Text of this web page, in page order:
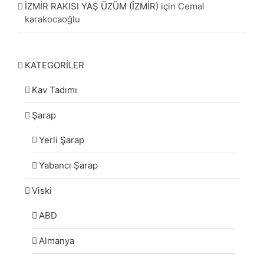
İZMİR RAKISI YAŞ ÜZÜM (İZMİR) için Cemal
karakocaoğlu
KATEGORİLER
Kav Tadımı
Şarap
Yerli Şarap
Yabancı Şarap
Viski
ABD
Almanya